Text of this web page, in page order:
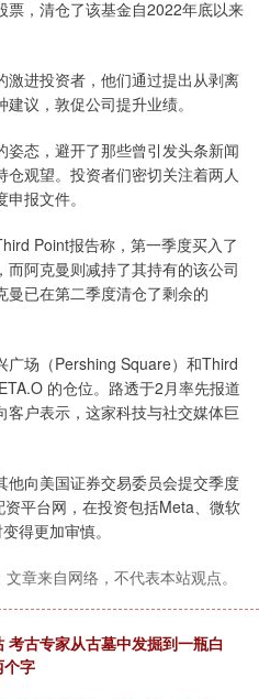
，清仓了该基金自2022年底以来
进投资者，他们通过提出从剥离
议，敦促公司提升业绩。
态，避开了那些曾引发头条新闻
观望。投资者们密切关注着两人
报文件。
Point报告称，第一季度买入了
阿克曼则减持了其持有的该公司
曼已在第二季度清仓了剩余的
广场（Pershing Square）和Third
的仓位。路透于2月率先报道
户表示，这家科技与社交媒体巨
他向美国证券交易委员会提交季度
平台网，在投资包括Meta、微软
得更加审慎。
章来自网络，不代表本站观点。
考古专家从古墓中发掘到一瓶白
个字